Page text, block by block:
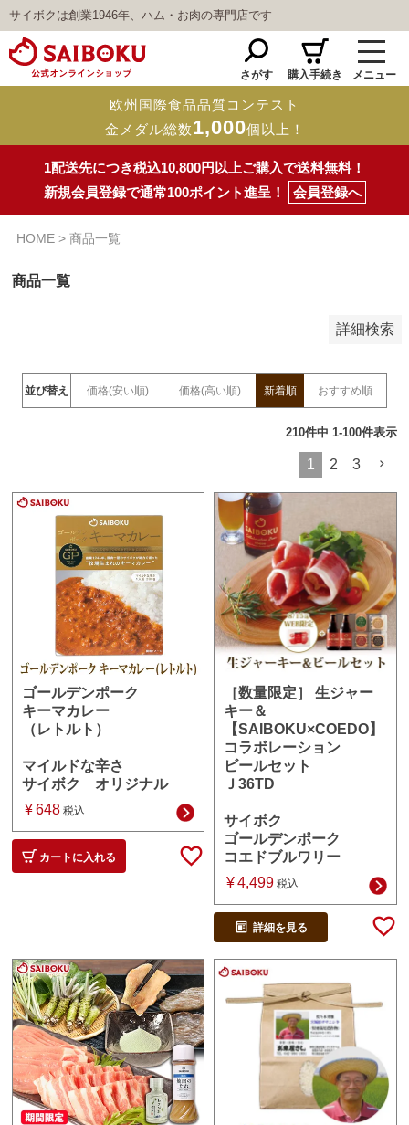
サイボクは創業1946年、ハム・お肉の専門店です
さがす 購入手続き メニュー
欧州国際食品品質コンテスト
金メダル総数1,000個以上！
1配送先につき税込10,800円以上ご購入で送料無料！
新規会員登録で通常100ポイント進呈！
会員登録へ
HOME 商品一覧
商品一覧
詳細検索
予約商品
予約商品のみを表示
価格が高い順
優先度順
レビュー順
キーワードヒット順
並び替え 価格(安い順) 価格(高い順) 新着順 おすすめ順
210件中 1-100件表示
1 2 3
ゴールデンポーク
キーマカレー
（レトルト）
マイルドな辛さ
サイボク オリジナル
¥ 648 税込
カートに入れる
［数量限定］ 生ジャー
キー＆
【SAIBOKU×COEDO】
コラボレーション
ビールセット
Ｊ36TD
サイボク
ゴールデンポーク
コエドブルワリー
¥4,499 税込
詳細を見る